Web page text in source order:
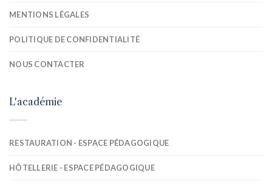
MENTIONS LÉGALES
POLITIQUE DE CONFIDENTIALITÉ
NOUS CONTACTER
L'académie
RESTAURATION - ESPACE PÉDAGOGIQUE
HÔTELLERIE - ESPACE PÉDAGOGIQUE